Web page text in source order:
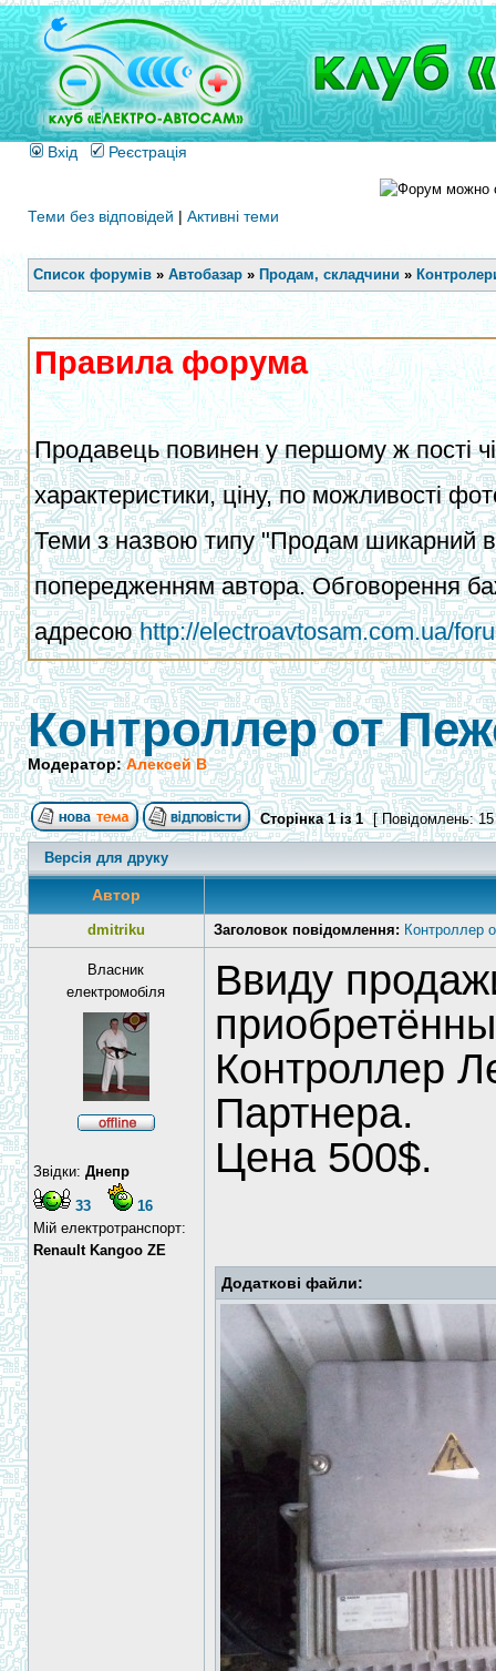
Вхід Реєстрація
Теми без відповідей | Активні теми
Список форумів » Автобазар » Продам, складчини »
Правила форума
Продавець повинен у першому ж пості
характеристики, ціну, по можливості
Теми з назвою типу "Продам шикарний
попередженням автора. Обговорення
адресоюhttp://electroavtosam.com.ua/
Контроллер от
Модератор:Алексей В
Сторінка1із1 [ Повідомлень:
Версія для друку
Автор
dmitriku Заголовок повідомлення: Контроллер
Власник
електромобіля
Звідки: Днепр
33
16
Мій електротранспорт:
Renault Kangoo ZE
Ввиду
Контроллер
Партнера.
Цена 500$.
Додаткові файли: